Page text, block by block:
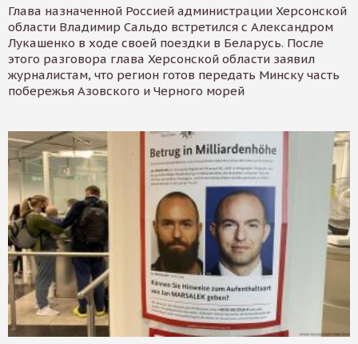
Глава назначенной Россией администрации Херсонской
области Владимир Сальдо встретился с Александром
Лукашенко в ходе своей поездки в Беларусь. После
этого разговора глава Херсонской области заявил
журналистам, что регион готов передать Минску часть
побережья Азовского и Черного морей